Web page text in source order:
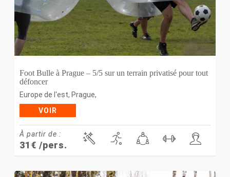
Foot Bulle à Prague – 5/5 sur un terrain privatisé pour tout
défoncer
Europe de l'est, Prague,
VOIR
À partir de :
31 € /pers.